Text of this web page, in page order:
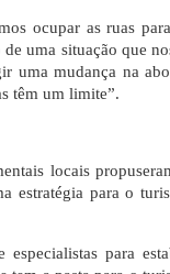
ocupar as ruas
uma situação que
uma mudança na
têm um limite”.
locais
estratégia para o
para